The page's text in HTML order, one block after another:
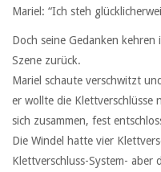
Mariel: “Ich steh
Doch seine Gedanken
Szene zurück.
Mariel schaute verschwitzt
er wollte die Klettverschlüsse
sich zusammen, fest
Die Windel hatte vier
Klettverschluss-System-